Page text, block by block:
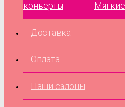
конверты
Доставка
Оплата
Наши салоны